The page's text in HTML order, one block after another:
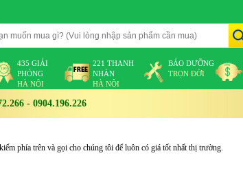
435 GIẢI
PHÓNG
HÀ NỘI
221 THANH
NHÀN
HÀ NỘI
BẢO DƯỠNG
TRỌN ĐỜI
- 0904.196.226
phía trên và gọi cho chúng tôi để luôn có giá tốt nhất thị trường.